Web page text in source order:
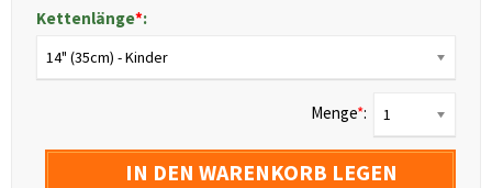
Kettenlänge*:
14" (35cm) - Kinder
Menge*: 1
IN DEN WARENKORB LEGEN